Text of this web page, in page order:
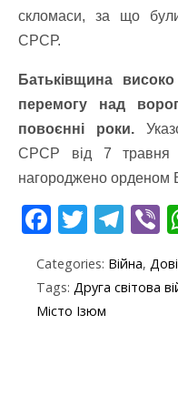
скломаси, за що були
СРСР.
Батьківщина
перемогу над
повоєнні роки.
СРСР від 7 травня
нагороджено орденом
F
e
b
T
itt
er
T
el
e
Categories: Війна,
Tags: Друга світова
Місто Ізюм